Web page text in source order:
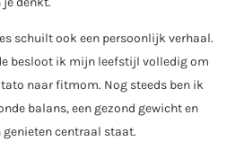
schuilt ook een persoonlijk verhaal.
besloot ik mijn leefstijl volledig om
naar fitmom. Nog steeds ben ik
balans, een gezond gewicht en
centraal staat.